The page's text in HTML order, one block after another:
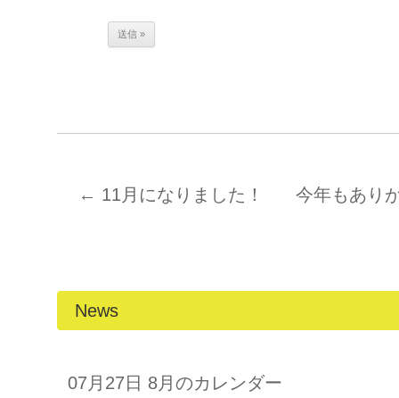
投
ビ
ゲ
← 11月になりました！
今年もあり
News
07月27日 8月のカレンダー